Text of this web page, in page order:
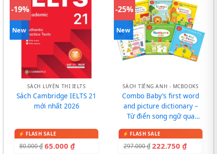
-19%
New
SÁCH LUYỆN THI IELTS
Sách Cambridge IELTS 21
mới nhất 2026
80.000₫ 65.000 ₫
-25%
New
SÁCH TIẾNG ANH - MCBOOKS
Combo Baby’s first word
and picture dictionary –
Từ điển song ngữ qua
297.000₫ 222.750 ₫